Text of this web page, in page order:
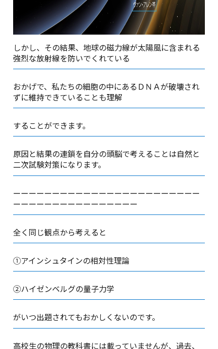
しかし、その結果、地球の磁力線が太陽風に含まれる
強烈な放射線を防いでくれている
おかげで、私たちの細胞の中にあるＤＮＡが破壊され
ずに維持できていることも理解
することができます。
原因と結果の連鎖を自分の頭脳で考えることは自然と
二次試験対策になります。
ーーーーーーーーーーーーーーーーーーーーーーーー
ーーーーーーーーーーーーーーーー
全く同じ観点から考えると
①アインシュタインの相対性理論
②ハイゼンベルグの量子力学
がいつ出題されてもおかしくないのです。
高校生の物理の教科書には載っていませんが、過去、